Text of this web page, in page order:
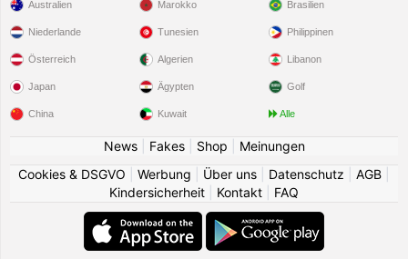
Australien
Niederlande
Österreich
Japan
China
Marokko
Tunesien
Algerien
Ägypten
Kuwait
Brasilien
Philippinen
Libanon
Golf
Alle
News| Fakes| Shop
Meinungen
Cookies & DSGVO
Werbung Über uns Datenschutz AGB
Kindersicherheit
Kontakt FAQ